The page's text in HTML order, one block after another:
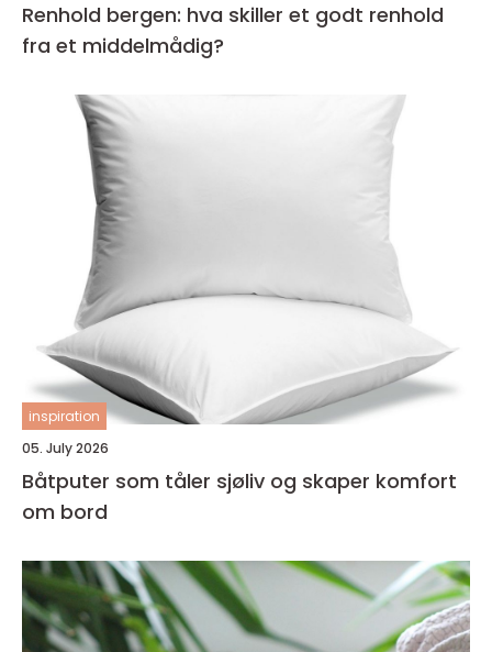
Renhold bergen: hva skiller et godt renhold
fra et middelmådig?
inspiration
05. July 2026
Båtputer som tåler sjøliv og skaper komfort
om bord